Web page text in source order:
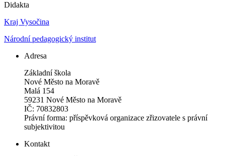
Didakta
Kraj Vysočina
Národní pedagogický institut
Adresa
Základní škola
Nové Město na Moravě
Malá 154
59231 Nové Město na Moravě
IČ: 70832803
Právní forma: příspěvková organizace zřizovatele s právní
subjektivitou
Kontakt